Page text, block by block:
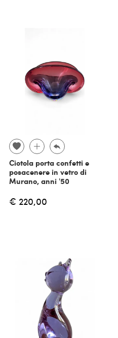
Ciotola porta confetti e
posacenere in vetro di
Murano, anni '50
€ 220,00